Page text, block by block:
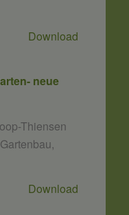
Download
neue
Thiensen
Download